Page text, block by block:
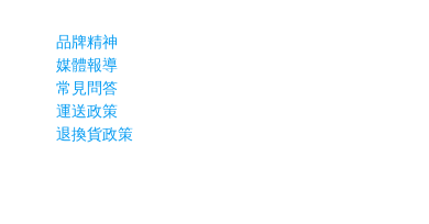
品牌精神
媒體報導
常見問答
運送政策
退換貨政策